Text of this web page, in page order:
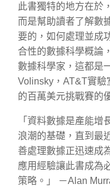
此書獨特的地方在於
而是幫助讀者了解數
要的，如何處理並成
合性的數據科學概論
數據科學家，這都是
Volinsky，AT&T實
的百萬美元挑戰賽的
「資料數據是產能
浪潮的基礎，直到最
善處理數據正迅速成
應用經驗讓此書成為
策略。」 －Alan